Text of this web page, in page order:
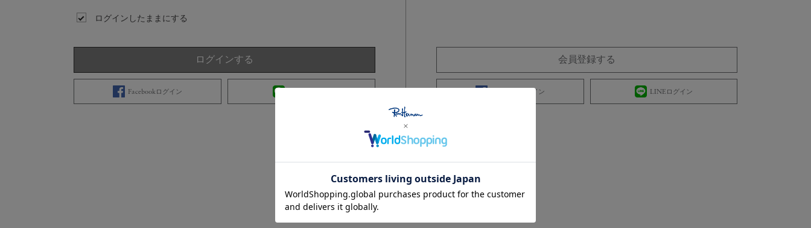
ログインしたままにする
ログインする
Facebookログイン
会員登録する
Facebookログイン LINEログイン